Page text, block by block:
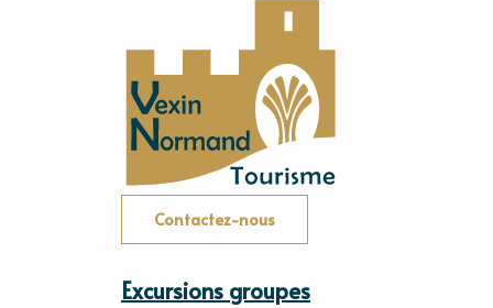
Contactez-nous
Excursions groupes